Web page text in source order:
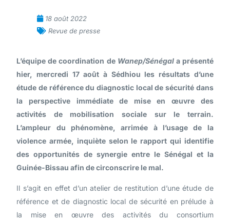
18 août 2022
Revue de presse
L’équipe de coordination de Wanep/Sénégala présenté
hier, mercredi 17 août à Sédhiou les résultats d’une
étude de référence du diagnostic local de sécurité dans
la perspective immédiate de mise en œuvre des
activités de mobilisation sociale sur le terrain.
L’ampleur du phénomène, arrimée à l’usage de la
violence armée, inquiète selon le rapport qui identifie
des opportunités de synergie entre le Sénégal et la
Guinée-Bissau afin de circonscrire le mal.
Il s’agit en effet d’un atelier de restitution d’une étude de
référence et de diagnostic local de sécurité en prélude à
la mise en œuvre des activités du consortium